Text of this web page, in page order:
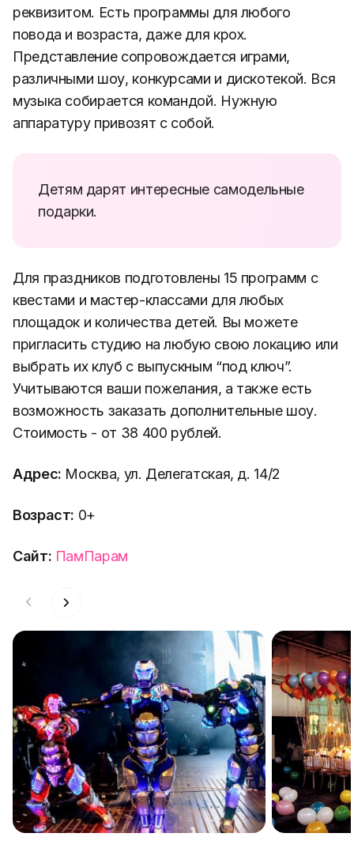
реквизитом. Есть программы для любого
повода и возраста, даже для крох.
Представление сопровождается играми,
различными шоу, конкурсами и дискотекой. Вся
музыка собирается командой. Нужную
аппаратуру привозят с собой.
Детям дарят интересные самодельные
подарки.
Для праздников подготовлены 15 программ с
квестами и мастер-классами для любых
площадок и количества детей. Вы можете
пригласить студию на любую свою локацию или
выбрать их клуб с выпускным “под ключ”.
Учитываются ваши пожелания, а также есть
возможность заказать дополнительные шоу.
Стоимость - от 38 400 рублей.
Адрес: Москва, ул. Делегатская, д. 14/2
Возраст: 0+
Сайт: ПамПарам